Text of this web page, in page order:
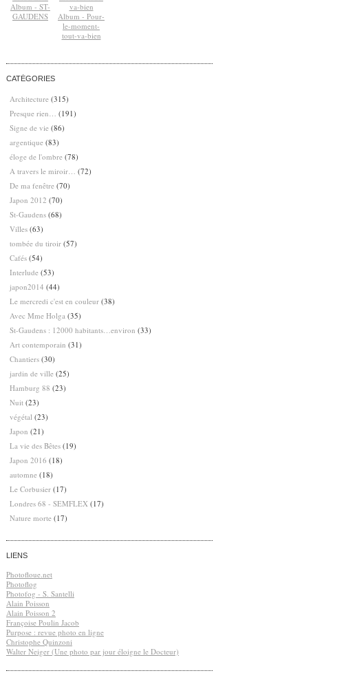
Album - ST-
GAUDENS
Album - Pour-
le-moment-
tout-va-bien
CATÉGORIES
Architecture (315)
Presque rien…
(191)
Signe de vie (86)
argentique (83)
éloge de l'ombre (78)
A travers le miroir…
(72)
De ma fenêtre (70)
Japon 2012 (70)
St-Gaudens (68)
Villes (63)
tombée du tiroir (57)
Cafés (54)
Interlude (53)
japon2014 (44)
Le mercredi c'est en couleur (38)
Avec Mme Holga (35)
St-Gaudens : 12000 habitants…environ (33)
Art contemporain (31)
Chantiers (30)
jardin de ville (25)
Hamburg 88 (23)
Nuit (23)
végétal (23)
Japon (21)
La vie des Bêtes (19)
Japon 2016 (18)
automne (18)
Le Corbusier (17)
Londres 68 - SEMFLEX (17)
Nature morte (17)
LIENS
Photofloue.net
Photoflog
Photofog - S. Santelli
Alain Poisson
Alain Poisson 2
Françoise Poulin Jacob
Purpose : revue photo en ligne
Christophe Quinzoni
Walter Neiger (Une photo par jour éloigne le Docteur)